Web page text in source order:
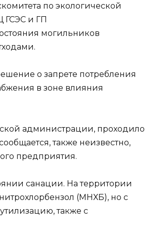
по экологической
ГСЭС и ГП
могильников
о запрете потребления
в зоне влияния
администрации, проходило
также неизвестно,
предприятия.
санации. На территории
(МНХБ), но с
также с